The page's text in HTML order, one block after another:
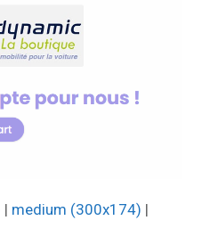
| medium (300x174) |